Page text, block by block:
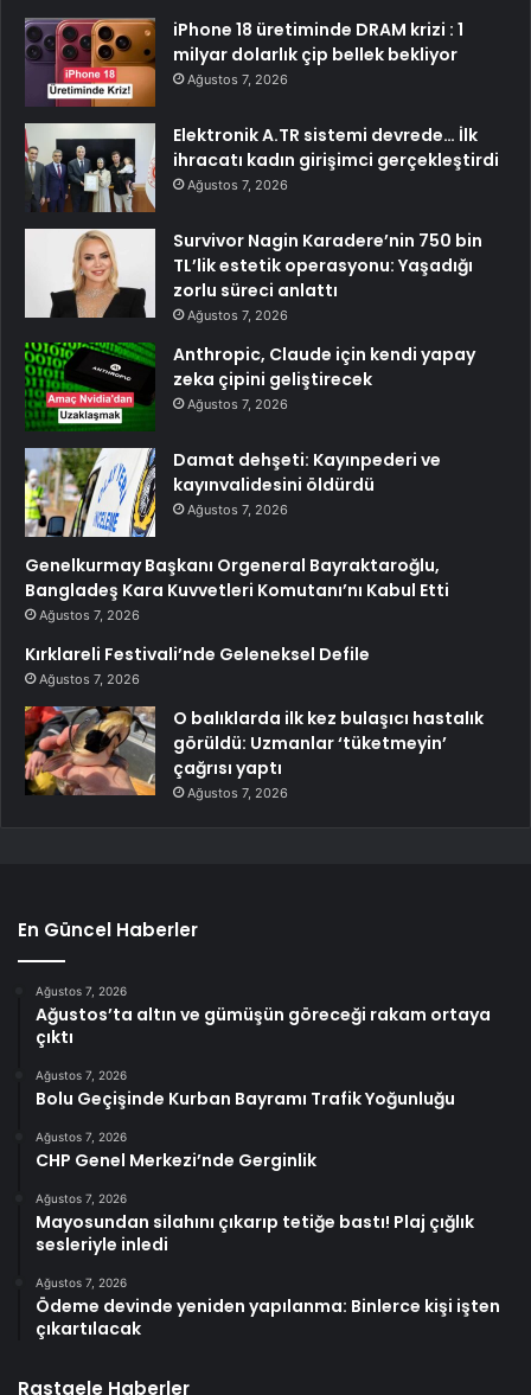
iPhone 18 üretiminde DRAM krizi : 1
milyar dolarlık çip bellek bekliyor
Ağustos 7, 2026
Elektronik A.TR sistemi devrede… İlk
ihracatı kadın girişimci gerçekleştirdi
Ağustos 7, 2026
Survivor Nagin Karadere’nin 750 bin
TL’lik estetik operasyonu: Yaşadığı
zorlu süreci anlattı
Ağustos 7, 2026
Anthropic, Claude için kendi yapay
zeka çipini geliştirecek
Ağustos 7, 2026
Damat dehşeti: Kayınpederi ve
kayınvalidesini öldürdü
Ağustos 7, 2026
Genelkurmay Başkanı Orgeneral Bayraktaroğlu,
Bangladeş Kara Kuvvetleri Komutanı’nı Kabul Etti
Ağustos 7, 2026
Kırklareli Festivali’nde Geleneksel Defile
Ağustos 7, 2026
O balıklarda ilk kez bulaşıcı hastalık
görüldü: Uzmanlar ‘tüketmeyin’
çağrısı yaptı
Ağustos 7, 2026
En Güncel Haberler
Ağustos 7, 2026
Ağustos’ta altın ve gümüşün göreceği rakam ortaya
çıktı
Ağustos 7, 2026
Bolu Geçişinde Kurban Bayramı Trafik Yoğunluğu
Ağustos 7, 2026
CHP Genel Merkezi’nde Gerginlik
Ağustos 7, 2026
Mayosundan silahını çıkarıp tetiğe bastı! Plaj çığlık
sesleriyle inledi
Ağustos 7, 2026
Ödeme devinde yeniden yapılanma: Binlerce kişi işten
çıkartılacak
Rastgele Haberler